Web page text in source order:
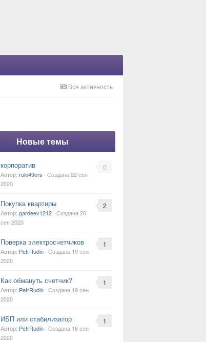
Вся активность
Новые темы
0
корпоратив
Автор: rule49ers · Создана22 сен
2020
2
Покупка квартиры
Автор: gardeev1212 · Создана20
сен 2020
1
Поверка электросчетчиков
Автор: PetrRudin · Создана 19 сен
2020
1
Как обмануть счетчик?
Автор: PetrRudin · Создана 19 сен
2020
1
ИБП или стабилизатор
Автор: PetrRudin · Создана 18 сен
2020